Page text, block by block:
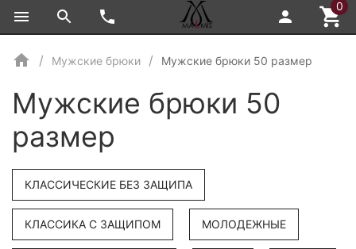
0
Мужские брюки Мужские брюки 50 размер
Мужские брюки 50
размер
КЛАССИЧЕСКИЕ БЕЗ ЗАЩИПА
КЛАССИКА С ЗАЩИПОМ МОЛОДЕЖНЫЕ